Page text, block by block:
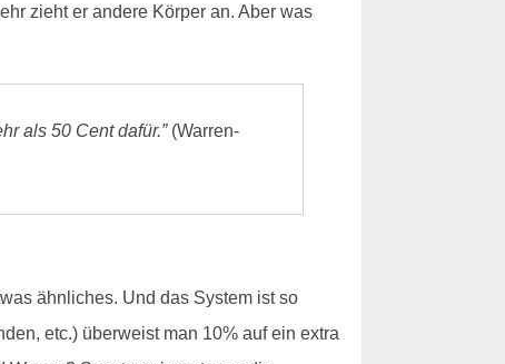
zieht er andere Körper an. Aber was
als 50 Cent dafür.”(Warren-
ähnliches. Und das System ist so
etc.) überweist man 10% auf ein extra